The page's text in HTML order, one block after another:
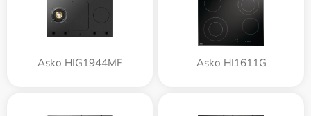
Asko HIG1944MF Asko HI1611G